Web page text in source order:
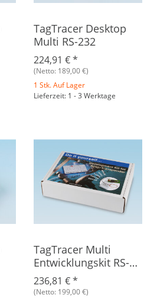
TagTracer Desktop
Multi RS-232
224,91 €*
(Netto: 189,00 €)
1 Stk. Auf Lager
Lieferzeit: 1 - 3 Werktage
TagTracer Multi
Entwicklungskit RS-
232
236,81 €*
(Netto: 199,00 €)